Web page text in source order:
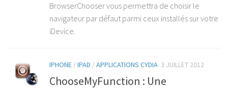
BrowserChooser vous permettra de choisir le
navigateur par défaut parmi ceux installés sur votre
iDevice.
IPHONE /IPAD /APPLICATIONS CYDIA 3 JUILLET 2012
ChooseMyFunction : Une